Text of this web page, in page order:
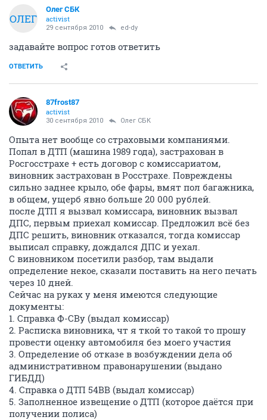
ОЛЕГ
Олег СБК
activist
29 сентября 2010 ed-dy
задавайте вопрос готов ответить
ОТВЕТИТЬ
87frost87
activist
30 сентября 2010 Олег СБК
Опыта нет вообще со страховыми компаниями.
Попал в ДТП (машина 1989 года), застрахован в
Росгосстрахе + есть договор с комиссариатом,
виновник застрахован в Росстрахе. Повреждены
сильно заднее крыло, обе фары, вмят пол багажника,
в общем, ущерб явно больше 20 000 рублей.
после ДТП я вызвал комиссара, виновник вызвал
ДПС, первым приехал комиссар. Предложил всё без
ДПС решить, виновник отказался, тогда комиссар
выписал справку, дождался ДПС и уехал.
С виновником посетили разбор, там выдали
определение некое, сказали поставить на него печать
через 10 дней.
Сейчас на руках у меня имеются следующие
документы:
1. Справка Ф-СВу (выдал комиссар)
2. Расписка виновника, чт я ткой то такой то прошу
провести оценку автомобиля без моего участия
3. Определение об отказе в возбуждении дела об
административном правонарушении (выдано
ГИБДД)
4. Справка о ДТП 54ВВ (выдал комиссар)
5. Заполненное извещение о ДТП (которое даётся при
получении полиса)